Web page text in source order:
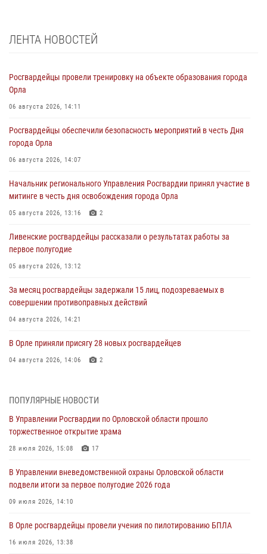
ЛЕНТА НОВОСТЕЙ
Росгвардейцы провели тренировку на объекте образования города
Орла
06 августа 2026, 14:11
Росгвардейцы обеспечили безопасность мероприятий в честь Дня
города Орла
06 августа 2026, 14:07
Начальник регионального Управления Росгвардии принял участие в
митинге в честь дня освобождения города Орла
05 августа 2026, 13:16 2
Ливенские росгвардейцы рассказали о результатах работы за
первое полугодие
05 августа 2026, 13:12
За месяц росгвардейцы задержали 15 лиц, подозреваемых в
совершении противоправных действий
04 августа 2026, 14:21
В Орле приняли присягу 28 новых росгвардейцев
04 августа 2026, 14:06 2
предоставлении госуслуг
Росгвардейцы обеспечили безопасность во время празднования
Дня ВДВ
В Орле росгвардейцы приняли участие в учениях на избирательном
участке
Жительница Мценска сдала в Росгвардию незарегистрированное
ПОПУЛЯРНЫЕ НОВОСТИ
В Управлении Росгвардии по Орловской области прошло
торжественное открытие храма
28 июля 2026, 15:08 17
В Управлении вневедомственной охраны Орловской области
подвели итоги за первое полугодие 2026 года
09 июля 2026, 14:10
В Орле росгвардейцы провели учения по пилотированию БПЛА
16 июля 2026, 13:38